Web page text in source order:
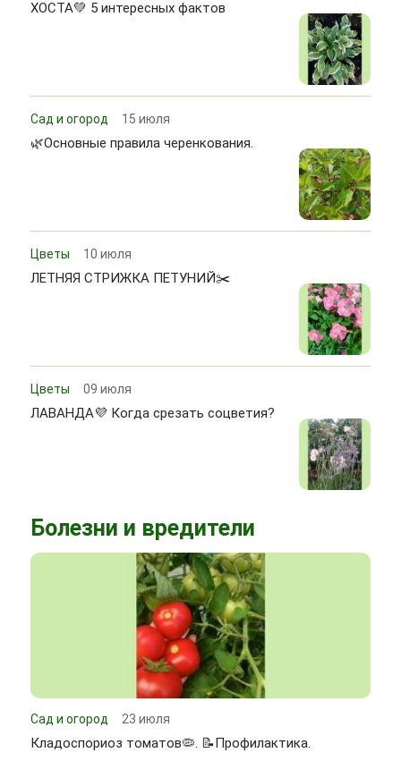
ХОСТА💚 5 интересных фактов
Сад и огород 15 июля
🌿Основные правила черенкования.
Цветы 10 июля
ЛЕТНЯЯ СТРИЖКА ПЕТУНИЙ✂️
Цветы 09 июля
ЛАВАНДА💜 Когда срезать соцветия?
Болезни и вредители
Сад и огород 23 июля
Кладоспориоз томатов🦠. 📝Профилактика.